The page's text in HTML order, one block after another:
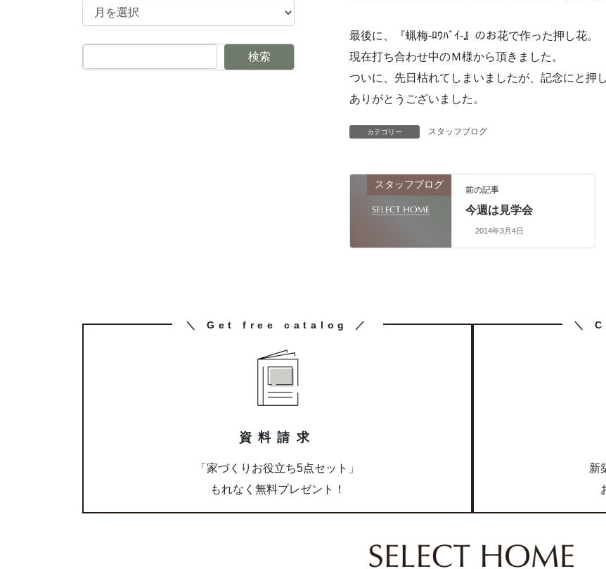
最後に、『蝋梅-ﾛｳﾊﾞｲ-』のお花で作った押し花。
現在打ち合わせ中のＭ様から頂きました。
ついに、先日枯れてしまいましたが、記念にと押
ありがとうございました。
カテゴリー スタッフブログ
スタッフブログ 前の記事
今週は見学会
2014年3月4日
検索
カ
＼ Get free catalog ／
資料請求
「家づくりお役立ち5点セット」
もれなく無料プレゼント！
カ
＼
新